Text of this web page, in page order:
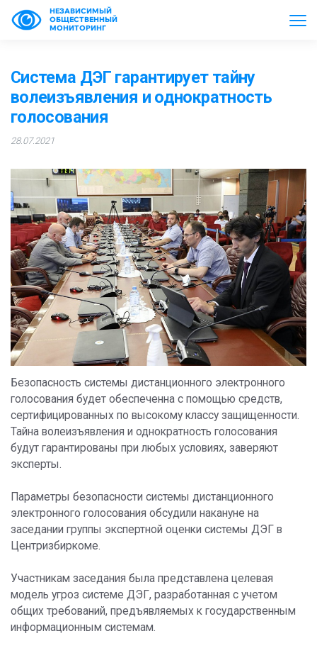
НЕЗАВИСИМЫЙ
ОБЩЕСТВЕННЫЙ
МОНИТОРИНГ
Система ДЭГ гарантирует тайну
волеизъявления и однократность
голосования
28.07.2021
Безопасность системы дистанционного электронного
голосования будет обеспеченна с помощью средств,
сертифицированных по высокому классу защищенности.
Тайна волеизъявления и однократность голосования
будут гарантированы при любых условиях, заверяют
эксперты.
Параметры безопасности системы дистанционного
электронного голосования обсудили накануне на
заседании группы экспертной оценки системы ДЭГ в
Центризбиркоме.
Участникам заседания была представлена целевая
модель угроз системе ДЭГ, разработанная с учетом
общих требований, предъявляемых к государственным
информационным системам.